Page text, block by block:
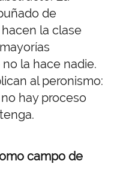
de
la clase
la hace nadie.
al peronismo:
hay proceso
campo de